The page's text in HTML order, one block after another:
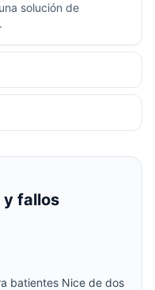
solución de
y fallos
batientes Nice de dos